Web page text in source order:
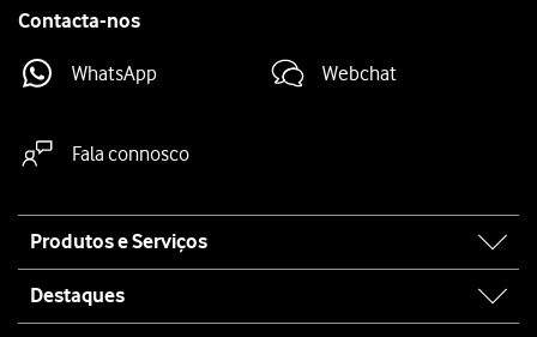
Contacta-nos
WhatsApp Webchat
Fala connosco
map
Produtos e Serviços
Destaques